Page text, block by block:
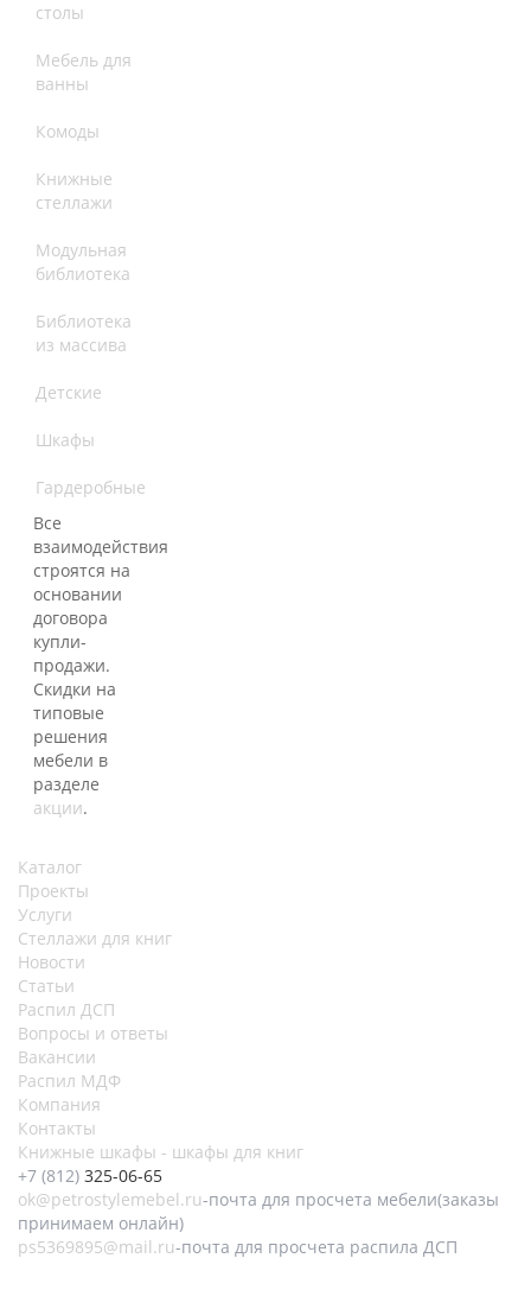
столы
Мебель для
ванны
Комоды
Книжные
стеллажи
Модульная
библиотека
Библиотека
из массива
Детские
Шкафы
Гардеробные
Все
взаимодействия
строятся на
основании
договора
купли-
продажи.
Скидки на
типовые
решения
мебели в
разделе
акции.
Каталог
Проекты
Услуги
Стеллажи для книг
Новости
Статьи
Распил ДСП
Вопросы и ответы
Вакансии
Распил МДФ
Компания
Контакты
Книжные шкафы - шкафы для книг
+7 (812) 325-06-65
ok@petrostylemebel.ru-почта для просчета мебели(заказы
принимаем онлайн)
ps5369895@mail.ru-почта для просчета распила ДСП